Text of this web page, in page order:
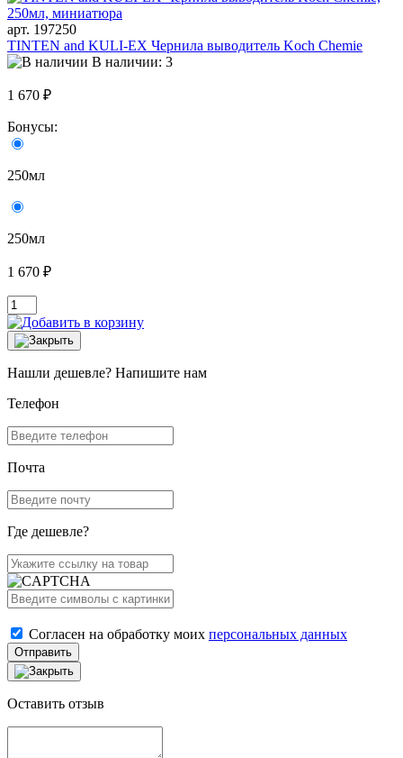
арт. 197250
TINTEN and KULI-EX Чернила выводитель Koch Chemie
В наличии: 3
1 670 ₽
Бонусы:
250мл
250мл
1 670 ₽
Нашли дешевле? Напишите нам
Телефон
Почта
Где дешевле?
Согласен на обработку моих персональных данных
Отправить
Оставить отзыв